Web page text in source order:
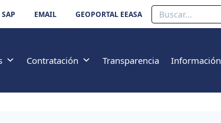
SAP EMAIL GEOPORTAL EEASA Buscar
Contratación Transparencia Información